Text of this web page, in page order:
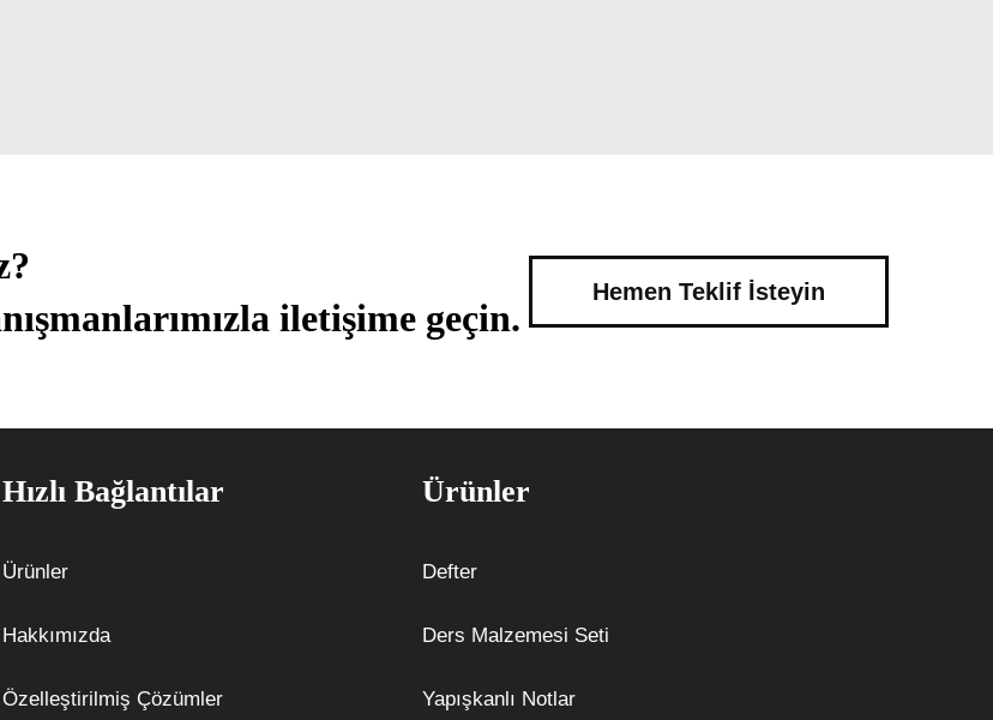
iletişime geçin.
Hemen Teklif İsteyin
Hızlı Bağlantılar
Ürünler
Hakkımızda
Özelleştirilmiş Çözümler
Ürünler
Defter
Ders Malzemesi Seti
Yapışkanlı Notlar